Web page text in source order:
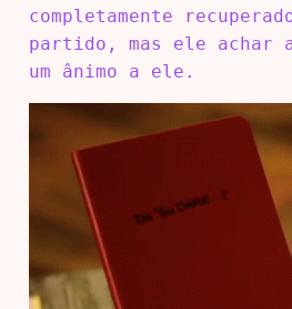
completamente
partido, mas ele achar
um ânimo a ele.